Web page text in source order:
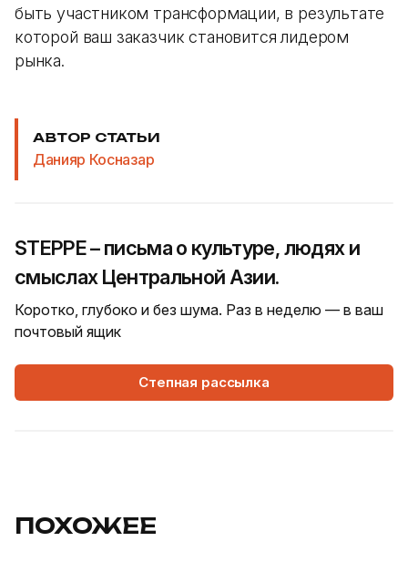
быть участником трансформации, в результате
которой ваш заказчик становится лидером
рынка.
АВТОР СТАТЬИ
Данияр Косназар
STEPPE – письма о культуре, людях и
смыслах Центральной Азии.
Коротко, глубоко и без шума. Раз в неделю — в ваш
почтовый ящик
Степная рассылка
ПОХОЖЕЕ